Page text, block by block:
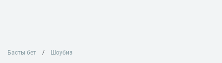
Басты бет Шоубиз